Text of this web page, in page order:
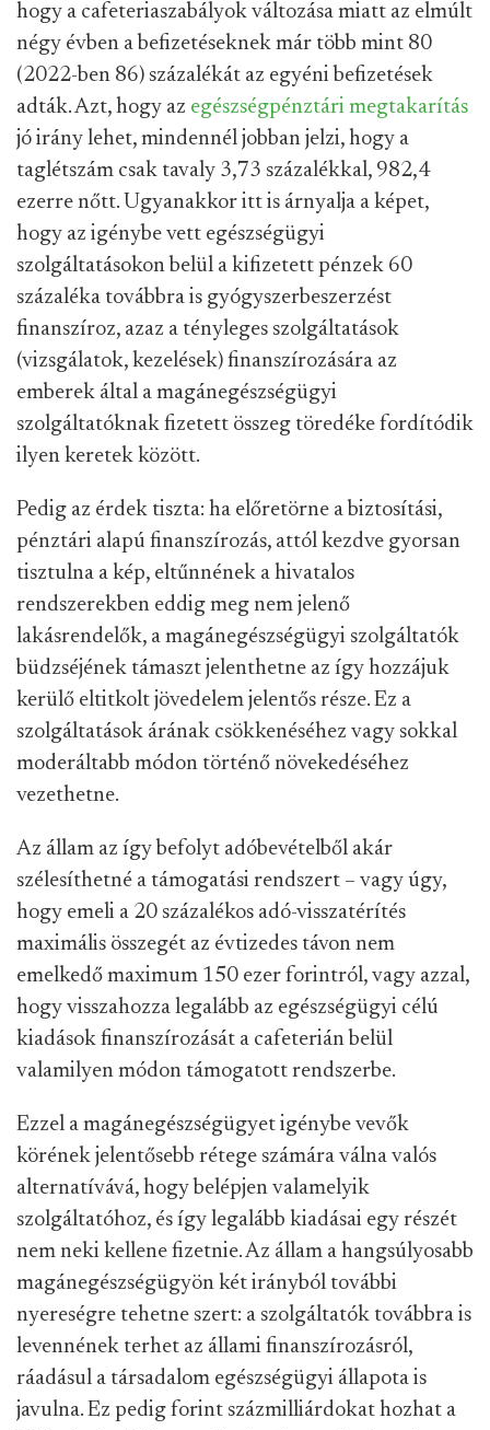
hogy a cafeteriaszabályok változása miatt az elmúlt
négy évben a befizetéseknek már több mint 80
(2022-ben 86) százalékát az egyéni befizetések
adták. Azt, hogy az egészségpénztári megtakarítás
jó irány lehet, mindennél jobban jelzi, hogy a
taglétszám csak tavaly 3,73 százalékkal, 982,4
ezerre nőtt. Ugyanakkor itt is árnyalja a képet,
hogy az igénybe vett egészségügyi
szolgáltatásokon belül a kifizetett pénzek 60
százaléka továbbra is gyógyszerbeszerzést
finanszíroz, azaz a tényleges szolgáltatások
(vizsgálatok, kezelések) finanszírozására az
emberek által a magánegészségügyi
szolgáltatóknak fizetett összeg töredéke fordítódik
ilyen keretek között.
Pedig az érdek tiszta: ha előretörne a biztosítási,
pénztári alapú finanszírozás, attól kezdve gyorsan
tisztulna a kép, eltűnnének a hivatalos
rendszerekben eddig meg nem jelenő
lakásrendelők, a magánegészségügyi szolgáltatók
büdzséjének támaszt jelenthetne az így hozzájuk
kerülő eltitkolt jövedelem jelentős része. Ez a
szolgáltatások árának csökkenéséhez vagy sokkal
moderáltabb módon történő növekedéséhez
vezethetne.
Az állam az így befolyt adóbevételből akár
szélesíthetné a támogatási rendszert – vagy úgy,
hogy emeli a 20 százalékos adó-visszatérítés
maximális összegét az évtizedes távon nem
emelkedő maximum 150 ezer forintról, vagy azzal,
hogy visszahozza legalább az egészségügyi célú
kiadások finanszírozását a cafeterián belül
valamilyen módon támogatott rendszerbe.
Ezzel a magánegészségügyet igénybe vevők
körének jelentősebb rétege számára válna valós
alternatívává, hogy belépjen valamelyik
szolgáltatóhoz, és így legalább kiadásai egy részét
nem neki kellene fizetnie. Az állam a hangsúlyosabb
magánegészségügyön két irányból további
nyereségre tehetne szert: a szolgáltatók továbbra is
levennének terhet az állami finanszírozásról,
ráadásul a társadalom egészségügyi állapota is
javulna. Ez pedig forint százmilliárdokat hozhat a